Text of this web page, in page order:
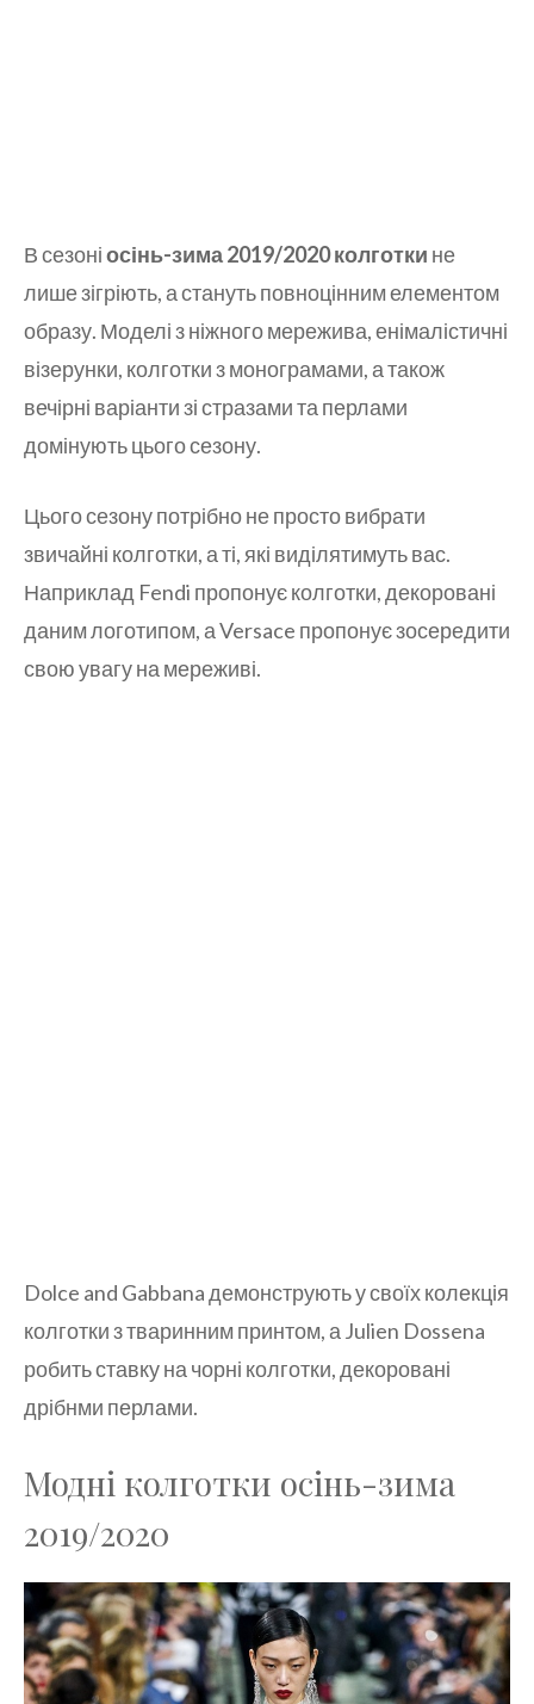
В сезоніосінь-зима 2019/2020 колготки не
лише зігріють, а стануть повноцінним елементом
образу. Моделі з ніжного мережива, енімалістичні
візерунки, колготки з монограмами, а також
вечірні варіанти зі стразами та перлами
домінують цього сезону.
Цього сезону потрібно не просто вибрати
звичайні колготки, а ті, які виділятимуть вас.
Наприклад Fendi пропонує колготки, декоровані
даним логотипом, а Versace пропонує зосередити
свою увагу на мереживі.
Dolce and Gabbana демонструють у своїх колекція
колготки з тваринним принтом, а Julien Dossena
робить ставку на чорні колготки, декоровані
дрібнми перлами.
Модні колготки осінь-зима
2019/2020